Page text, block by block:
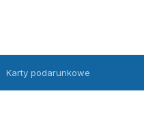
Karty podarunkowe